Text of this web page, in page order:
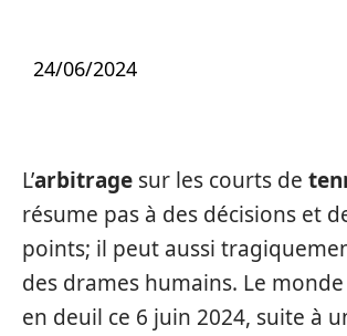
24/06/2024
L’arbitrage sur les courts de
résume pas à des décisions et
points; il peut aussi
des drames humains. Le
en deuil ce 6 juin 2024, suite à